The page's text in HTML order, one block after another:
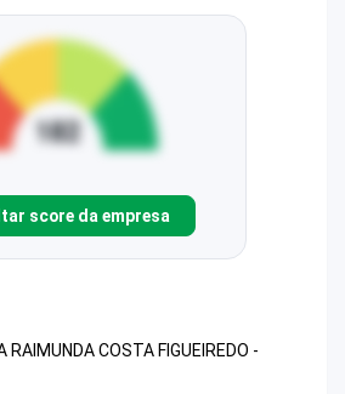
score da empresa
COSTA FIGUEIREDO -